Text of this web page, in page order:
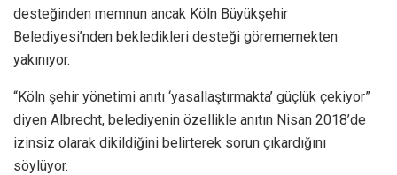
desteğinden memnun ancak Köln Büyükşehir
Belediyesi’nden bekledikleri desteği görememekten
yakınıyor.
“Köln şehir yönetimi anıtı ‘yasallaştırmakta’ güçlük çekiyor”
diyen Albrecht, belediyenin özellikle anıtın Nisan 2018’de
izinsiz olarak dikildiğini belirterek sorun çıkardığını
söylüyor.